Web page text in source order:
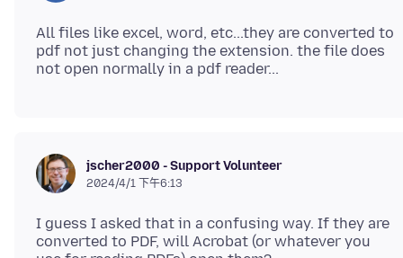
All files like excel, word, etc...they are converted to
pdf not just changing the extension. the file does
jscher2000 - Support Volunteer
2024/4/1 下午6:13
I guess I asked that in a confusing way. If they are
converted to PDF, will Acrobat (or whatever you